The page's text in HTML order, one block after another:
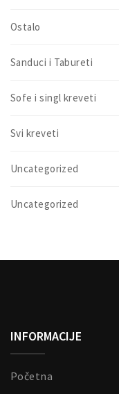
Ostalo
Sanduci i Tabureti
Sofe i singl kreveti
Svi kreveti
Uncategorized
Uncategorized
INFORMACIJE
Početna